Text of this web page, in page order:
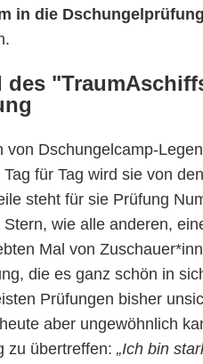
in die
des
Dschungelcamp-
für Tag wird sie von
steht für sie Prüfung
wie alle anderen,
Mal von
die es ganz schön in
Prüfungen bisher
aber ungewöhnlich
zu übertreffen: „Ich bin
RTL